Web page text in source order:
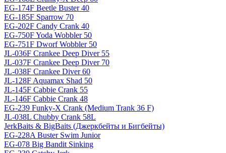
EG-174F Beetle Buster 40
EG-185F Sparrow 70
EG-202F Candy Crank 40
EG-750F Yoda Wobbler 50
EG-751F Dworf Wobbler 50
JL-036F Crankee Deep Diver 55
JL-037F Crankee Deep Diver 70
JL-038F Crankee Diver 60
JL-128F Aquamax Shad 50
JL-145F Cabbie Crank 55
JL-146F Cabbie Crank 48
EG-239 Funky-X Crank (Medium Trank 36 F)
JL-038L Chubby Crank 58L
JerkBaits & BigBaits (Джеркбейты и Бигбейты)
EG-228A Buster Swim Junior
EG-078 Big Bandit Sinking